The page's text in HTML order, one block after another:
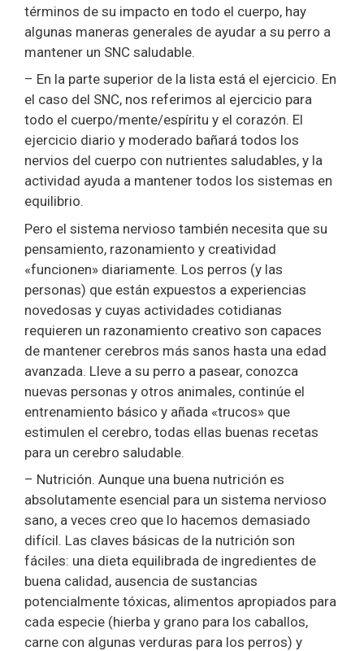
términos de su impacto en todo el cuerpo, hay
algunas maneras generales de ayudar a su perro a
mantener un SNC saludable.
– En la parte superior de la lista está el ejercicio. En
el caso del SNC, nos referimos al ejercicio para
todo el cuerpo/mente/espíritu y el corazón. El
ejercicio diario y moderado bañará todos los
nervios del cuerpo con nutrientes saludables, y la
actividad ayuda a mantener todos los sistemas en
equilibrio.
Pero el sistema nervioso también necesita que su
pensamiento, razonamiento y creatividad
«funcionen» diariamente. Los perros (y las
personas) que están expuestos a experiencias
novedosas y cuyas actividades cotidianas
requieren un razonamiento creativo son capaces
de mantener cerebros más sanos hasta una edad
avanzada. Lleve a su perro a pasear, conozca
nuevas personas y otros animales, continúe el
entrenamiento básico y añada «trucos» que
estimulen el cerebro, todas ellas buenas recetas
para un cerebro saludable.
– Nutrición. Aunque una buena nutrición es
absolutamente esencial para un sistema nervioso
sano, a veces creo que lo hacemos demasiado
difícil. Las claves básicas de la nutrición son
fáciles: una dieta equilibrada de ingredientes de
buena calidad, ausencia de sustancias
potencialmente tóxicas, alimentos apropiados para
cada especie (hierba y grano para los caballos,
carne con algunas verduras para los perros) y